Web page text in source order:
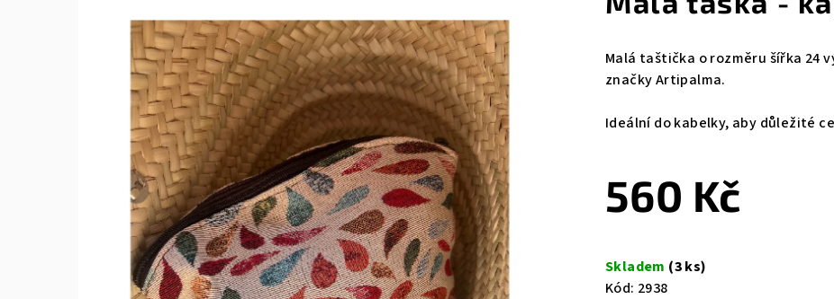
Malá taštička o rozměru šířka 24
značky Artipalma.
Ideální do kabelky, aby důležité
560 Kč
cena:
Skladem (3 ks)
Kód: 2938